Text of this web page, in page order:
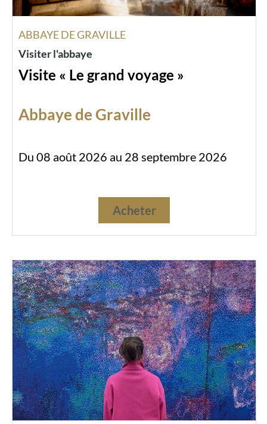
ABBAYE DE GRAVILLE
Visiter l'abbaye
Visite « Le grand voyage »
Abbaye de Graville
Du 08 août 2026 au 28 septembre 2026
Acheter